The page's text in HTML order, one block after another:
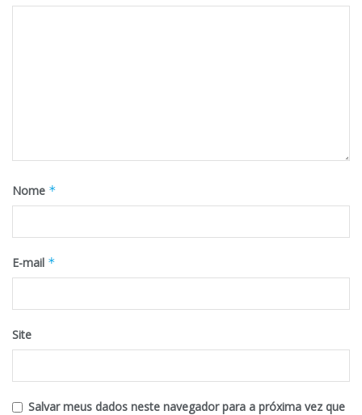
Nome *
E-mail *
Site
Salvar meus dados neste navegador para a próxima vez que